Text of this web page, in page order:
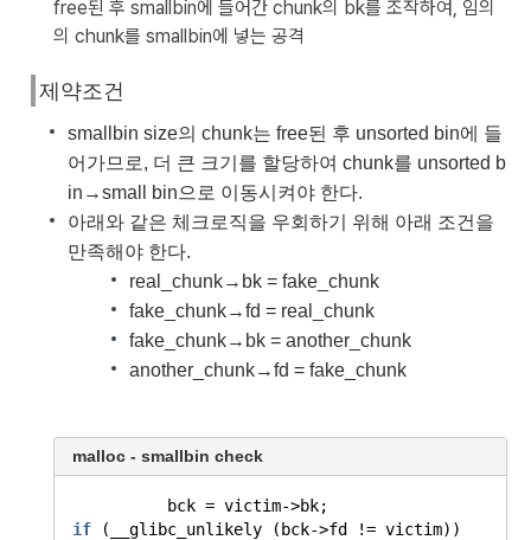
free된 후 smallbin에 들어간 chunk의 bk를 조작하여, 임의
의 chunk를 smallbin에 넣는 공격
제약조건
smallbin size의 chunk는 free된 후 unsorted bin에 들
어가므로, 더 큰 크기를 할당하여 chunk를 unsorted b
in→small bin으로 이동시켜야 한다.
아래와 같은 체크로직을 우회하기 위해 아래 조건을
만족해야 한다.
real_chunk→bk = fake_chunk
fake_chunk→fd = real_chunk
fake_chunk→bk = another_chunk
another_chunk→fd = fake_chunk
malloc - smallbin check
bck = victim->bk;
if
(__glibc_unlikely (bck->fd != victim))